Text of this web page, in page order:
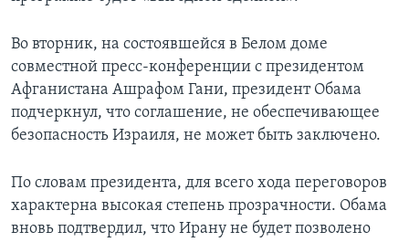
Во вторник, на состоявшейся в Белом доме
совместной пресс-конференции с президентом
Афганистана Ашрафом Гани, президент Обама
подчеркнул, что соглашение, не обеспечивающее
безопасность Израиля, не может быть заключено.
По словам президента, для всего хода переговоров
характерна высокая степень прозрачности. Обама
вновь подтвердил, что Ирану не будет позволено